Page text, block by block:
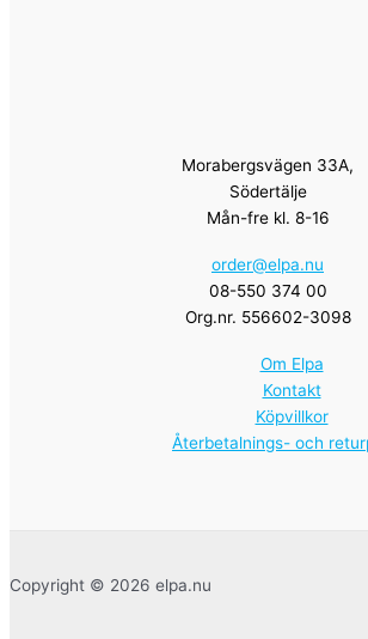
Morabergsvägen 33A,
Södertälje
Mån-fre kl. 8-16
order@elpa.nu
08-550 374 00
Org.nr. 556602-3098
Om Elpa
Kontakt
Köpvillkor
Återbetalnings- och
Copyright © 2026 elpa.nu